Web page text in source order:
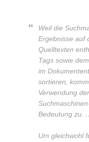
Weil die
Ergebnisse auf
Quelltexten
Tags sowie
im
sortieren,
Verwendung
Bedeutung zu.
Um gleichwohl